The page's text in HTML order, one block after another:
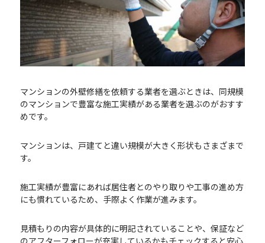
マンションの外壁修繕を依頼する業者を選ぶときは、同規模
のマンションで豊富な施工実績がある業者を選ぶのがおすす
めです。
マンションは、戸建てと違い規模が大きく形状もさまざまで
す。
施工実績が豊富にあれば居住者とのやり取りや工事の進め方
にも慣れているため、手際よく作業が進みます。
見積もりの内容が具体的に明記されていることや、保証など